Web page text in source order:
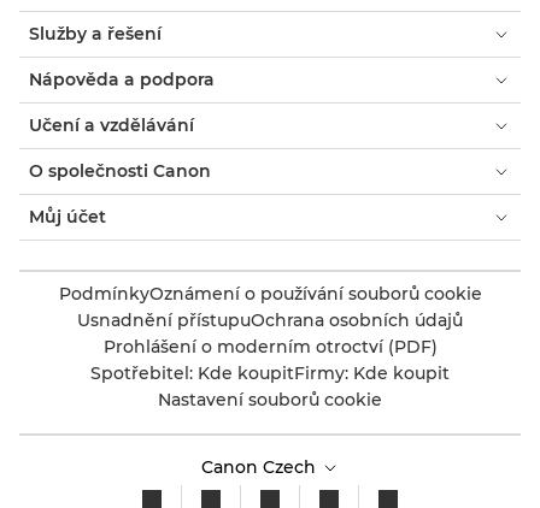
Služby a řešení
Nápověda a podpora
Učení a vzdělávání
O společnosti Canon
Můj účet
PodmínkyOznámení o používání souborů cookie
Usnadnění přístupuOchrana osobních údajů
Prohlášení o moderním otroctví (PDF)
Spotřebitel: Kde koupitFirmy: Kde koupit
Nastavení souborů cookie
Canon Czech